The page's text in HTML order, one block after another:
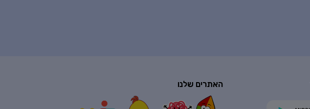
האתרים שלנו